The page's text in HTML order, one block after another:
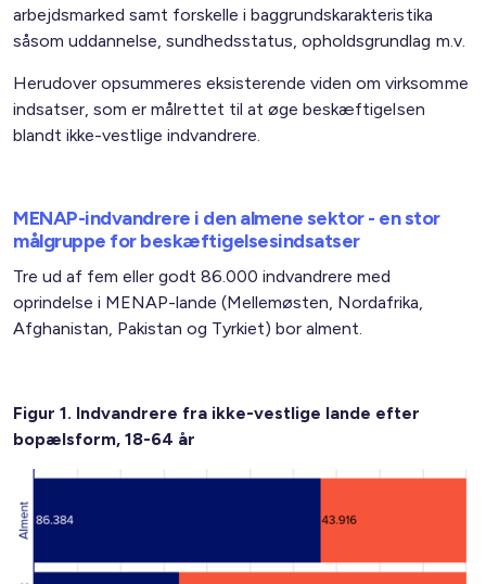
arbejdsmarked samt forskelle i baggrundskarakteristika
såsom uddannelse, sundhedsstatus, opholdsgrundlag m.v.
Herudover opsummeres eksisterende viden om virksomme
indsatser, som er målrettet til at øge beskæftigelsen
blandt ikke-vestlige indvandrere.
MENAP-indvandrere i den almene sektor - en stor
målgruppe for beskæftigelsesindsatser
Tre ud af fem eller godt 86.000 indvandrere med
oprindelse i MENAP-lande (Mellemøsten, Nordafrika,
Afghanistan, Pakistan og Tyrkiet) bor alment.
Figur 1. Indvandrere fra ikke-vestlige lande efter
bopælsform, 18-64 år